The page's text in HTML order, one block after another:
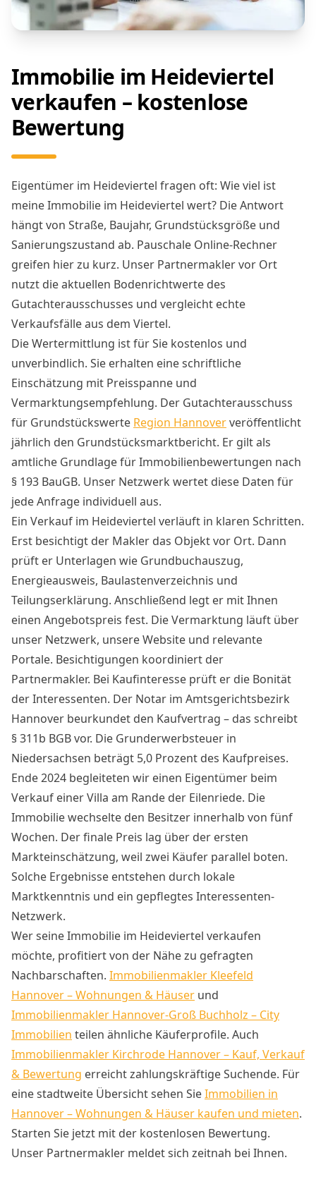
Immobilie im Heideviertel
verkaufen – kostenlose
Bewertung
Eigentümer im Heideviertel fragen oft: Wie viel ist
meine Immobilie im Heideviertel wert? Die Antwort
hängt von Straße, Baujahr, Grundstücksgröße und
Sanierungszustand ab. Pauschale Online-Rechner
greifen hier zu kurz. Unser Partnermakler vor Ort
nutzt die aktuellen Bodenrichtwerte des
Gutachterausschusses und vergleicht echte
Verkaufsfälle aus dem Viertel.
Die Wertermittlung ist für Sie kostenlos und
unverbindlich. Sie erhalten eine schriftliche
Einschätzung mit Preisspanne und
Vermarktungsempfehlung. Der Gutachterausschuss
für Grundstückswerte Region Hannoververöffentlicht
jährlich den Grundstücksmarktbericht. Er gilt als
amtliche Grundlage für Immobilienbewertungen nach
§ 193 BauGB. Unser Netzwerk wertet diese Daten für
jede Anfrage individuell aus.
Ein Verkauf im Heideviertel verläuft in klaren Schritten.
Erst besichtigt der Makler das Objekt vor Ort. Dann
prüft er Unterlagen wie Grundbuchauszug,
Energieausweis, Baulastenverzeichnis und
Teilungserklärung. Anschließend legt er mit Ihnen
einen Angebotspreis fest. Die Vermarktung läuft über
unser Netzwerk, unsere Website und relevante
Portale. Besichtigungen koordiniert der
Partnermakler. Bei Kaufinteresse prüft er die Bonität
der Interessenten. Der Notar im Amtsgerichtsbezirk
Hannover beurkundet den Kaufvertrag – das schreibt
§ 311b BGB vor. Die Grunderwerbsteuer in
Niedersachsen beträgt 5,0 Prozent des Kaufpreises.
Ende 2024 begleiteten wir einen Eigentümer beim
Verkauf einer Villa am Rande der Eilenriede. Die
Immobilie wechselte den Besitzer innerhalb von fünf
Wochen. Der finale Preis lag über der ersten
Markteinschätzung, weil zwei Käufer parallel boten.
Solche Ergebnisse entstehen durch lokale
Marktkenntnis und ein gepflegtes Interessenten-
Netzwerk.
Wer seine Immobilie im Heideviertel verkaufen
möchte, profitiert von der Nähe zu gefragten
Nachbarschaften. Immobilienmakler Kleefeld
Hannover – Wohnungen & Häuser und
Immobilienmakler Hannover-Groß Buchholz – City
Immobilien teilen ähnliche Käuferprofile. Auch
Immobilienmakler Kirchrode Hannover – Kauf, Verkauf
& Bewertung erreicht zahlungskräftige Suchende. Für
eine stadtweite Übersicht sehen SieImmobilien in
Hannover – Wohnungen & Häuser kaufen und mieten.
Starten Sie jetzt mit der kostenlosen Bewertung.
Unser Partnermakler meldet sich zeitnah bei Ihnen.